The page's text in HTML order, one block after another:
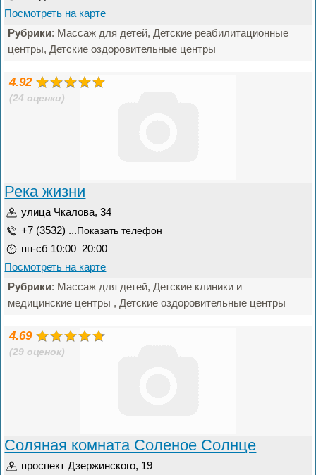
Посмотреть на карте
Рубрики: Массаж для детей, Детские реабилитационные
центры, Детские оздоровительные центры
4.92
(24 оценки)
Река жизни
улица Чкалова, 34
+7 (3532) ... Показать телефон
пн-сб 10:00–20:00
Посмотреть на карте
Рубрики: Массаж для детей, Детские клиники и
медицинские центры , Детские оздоровительные центры
4.69
(29 оценок)
Соляная комната Соленое Солнце
проспект Дзержинского, 19